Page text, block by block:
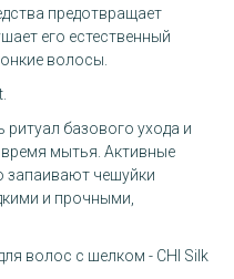
предотвращает
его естественный
волосы.
базового ухода и
время мытья. Активные
запаивают чешуйки
и прочными,
волос с шелком - CHI Silk